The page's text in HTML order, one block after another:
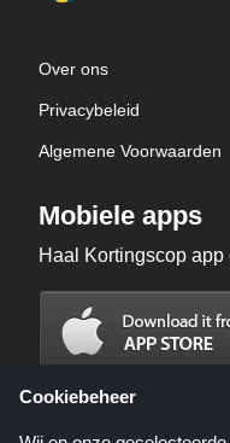
Over ons
Privacybeleid
Algemene Voorwaarden
Mobiele apps
Haal Kortingscop
Cookiebeheer